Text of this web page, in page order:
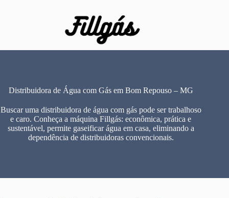
Distribuidora de Água com Gás em Bom Repouso – MG
Buscar uma distribuidora de água com gás pode ser trabalhoso
e caro. Conheça a máquina Fillgás: econômica, prática e
sustentável, permite gaseificar água em casa, eliminando a
dependência de distribuidoras convencionais.